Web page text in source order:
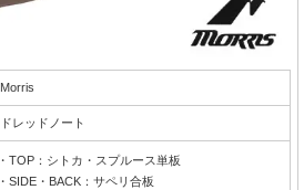
Morris
ドレッドノート
・TOP：シトカ・スプルース単板
・SIDE・BACK：サペリ合板